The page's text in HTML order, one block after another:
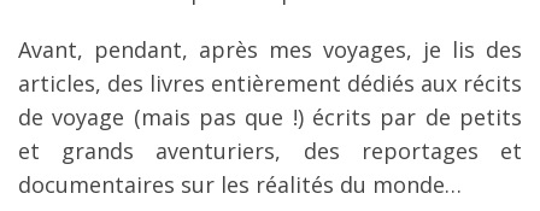
Avant, pendant, après mes voyages, je lis des
articles, des livres entièrement dédiés aux récits
de voyage (mais pas que !) écrits par de petits
et grands aventuriers, des reportages et
documentaires sur les réalités du monde…